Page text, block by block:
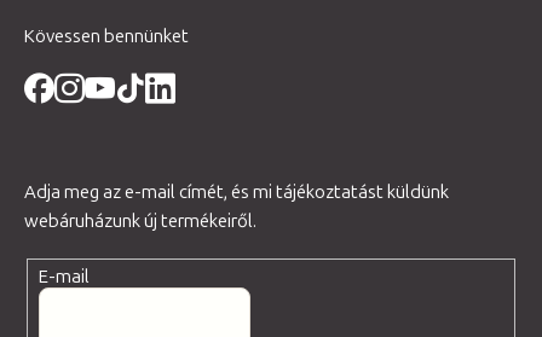
Kövessen bennünket
Adja meg az e-mail címét, és mi tájékoztatást küldünk
webáruházunk új termékeiről.
E-mail